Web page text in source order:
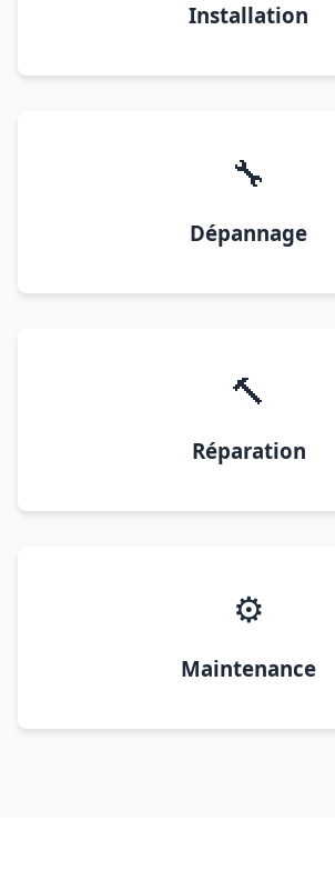
Installation
🔧
Dépannage
🔨
Réparation
⚙️
Maintenance